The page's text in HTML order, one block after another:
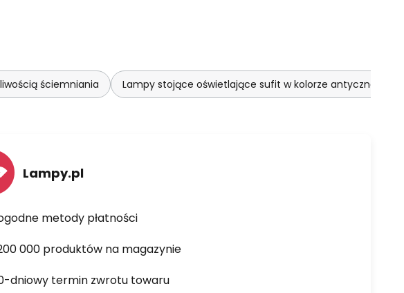
ściemniania Lampy stojące oświetlające sufit w kolorze antycznego
Lampy.pl
metody płatności
000 produktów na magazynie
dniowy termin zwrotu towaru